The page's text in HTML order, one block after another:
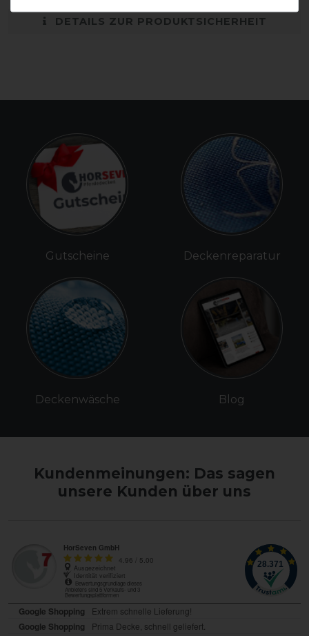
DETAILS ZUR PRODUKTSICHERHEIT
Gutscheine
Deckenwäsche
Deckenreparatur
Blog
Kundenmeinungen: Das sagen
unsere Kunden über uns